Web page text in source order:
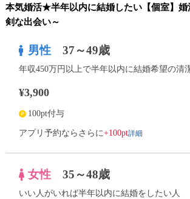
本気婚活★半年以内に結婚したい【個室】婚
剣な出会い～
男性 37～49歳
年収450万円以上で半年以内に結婚希望の清
¥3,900
100pt付与
アプリ予約ならさらに+100pt詳細
女性 35～48歳
いい人がいれば半年以内に結婚をしたい人